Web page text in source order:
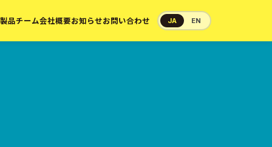
製品チーム会社概要お知らせお問い合わせ JA EN